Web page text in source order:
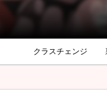
クラスチェンジ